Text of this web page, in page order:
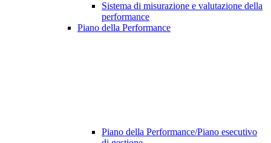
Sistema di misurazione e valutazione della
performance
Piano della Performance
Piano della Performance/Piano esecutivo